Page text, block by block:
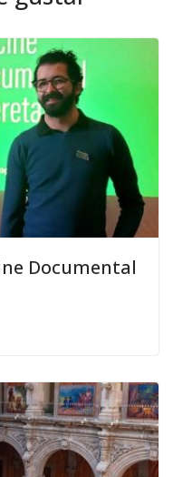
Documental